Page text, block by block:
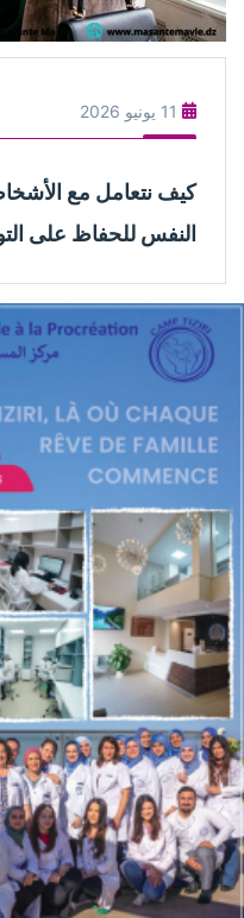
11 يونيو 2026
كيف نتعامل مع
النفس للحفاظ على